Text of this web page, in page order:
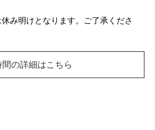
み明けとなります。ご了承くださ
の詳細はこちら